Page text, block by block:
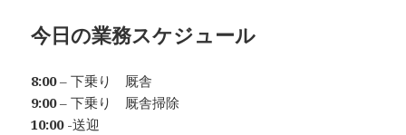
今日の業務スケジュール
8:00– 下乗り 厩舎
9:00– 下乗り 厩舎掃除
10:00-送迎